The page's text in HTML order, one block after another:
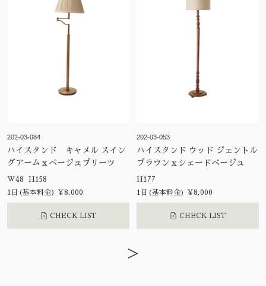
202-03-084
ハイスタンド キャメル スイン
グアームｘベージュプリーツ
W48 H158
1日(基本料金) ¥8,000
CHECK LIST
202-03-053
ハイスタンド ウッド ジェントル
ブラウンｘシェードベージュ
H177
1日(基本料金) ¥8,000
CHECK LIST
>